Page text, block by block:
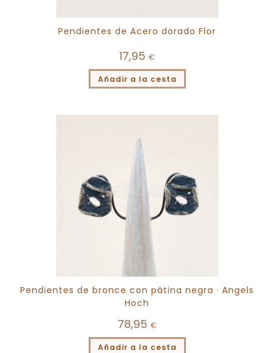
Pendientes de Acero dorado Flor
17,95 €
Añadir a la cesta
Pendientes de bronce con pátina negra · Angels
Hoch
78,95 €
Añadir a la cesta